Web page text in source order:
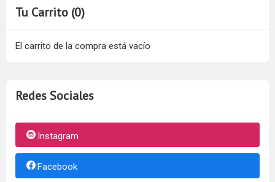
Tu Carrito (0)
El carrito de la compra está vacío
Redes Sociales
Instagram
Facebook